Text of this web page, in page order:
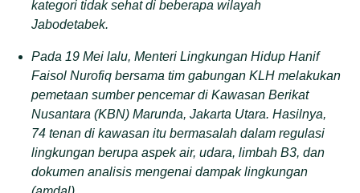
kategori tidak sehat di beberapa wilayah
Jabodetabek.
Pada 19 Mei lalu, Menteri Lingkungan Hidup Hanif
Faisol Nurofiq bersama tim gabungan KLH melakukan
pemetaan sumber pencemar di Kawasan Berikat
Nusantara (KBN) Marunda, Jakarta Utara. Hasilnya,
74 tenan di kawasan itu bermasalah dalam regulasi
lingkungan berupa aspek air, udara, limbah B3, dan
dokumen analisis mengenai dampak lingkungan